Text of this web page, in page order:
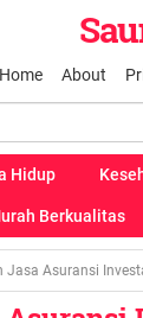
Home About
Hidup
Berkualitas
Jasa Asuransi